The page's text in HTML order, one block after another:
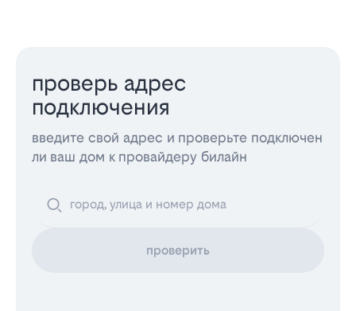
проверь адрес
подключения
введите свой адрес и проверьте подключен
ли ваш дом к провайдеру билайн
проверить